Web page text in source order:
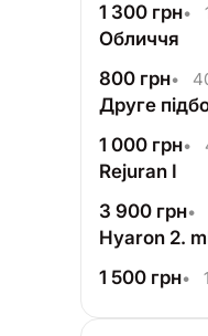
1 300 грн•
Обличчя
800 грн•
Друге
1 000 грн•
Rejuran I
3 900 грн•
Hyaron 2.
1 500 грн•